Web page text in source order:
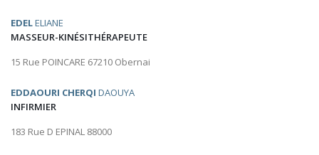
EDELELIANE
MASSEUR-KINÉSITHÉRAPEUTE
15 Rue POINCARE 67210 Obernai
EDDAOURI CHERQI DAOUYA
INFIRMIER
183 Rue D EPINAL 88000